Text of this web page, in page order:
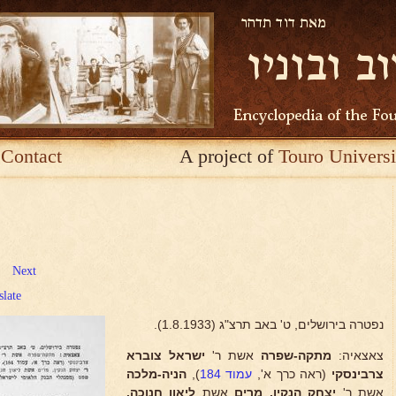
Contact A project ofTouro
Next
נפטרה בירושלים, ט' באב תרצ"ג (1.8.1933).
צאצאיה: מתקה-שפרה אשת ר' ישראל צוברא
צרבינסקי (ראה כרך א', עמוד 184 ), הניה-מלכה
אשת ר' יצחק הנקין, מרים אשת ליאון חנוכה,